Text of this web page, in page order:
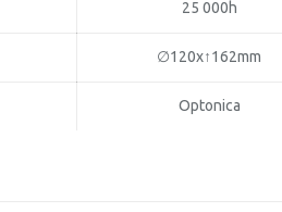
25 000h
∅120x↑162mm
Optonica